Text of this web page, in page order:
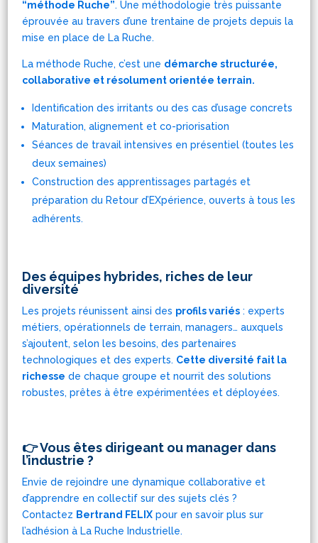
“méthode Ruche”. Une méthodologie très puissante
éprouvée au travers d’une trentaine de projets depuis la
mise en place de La Ruche.
La méthode Ruche, c’est une démarche structurée,
collaborative et résolument orientée terrain.
Identification des irritants ou des cas d’usage concrets
Maturation, alignement et co-priorisation
Séances de travail intensives en présentiel (toutes les
deux semaines)
Construction des apprentissages partagés et
préparation du Retour d’EXpérience, ouverts à tous les
adhérents.
Des équipes hybrides, riches de leur
diversité
Les projets réunissent ainsi des profils variés : experts
métiers, opérationnels de terrain, managers… auxquels
s’ajoutent, selon les besoins, des partenaires
technologiques et des experts. Cette diversité fait la
richesse de chaque groupe et nourrit des solutions
robustes, prêtes à être expérimentées et déployées.
👉Vous êtes dirigeant ou manager dans
l’industrie ?
Envie de rejoindre une dynamique collaborative et
d’apprendre en collectif sur des sujets clés ?
Contactez Bertrand FELIX pour en savoir plus sur
l’adhésion à La Ruche Industrielle.